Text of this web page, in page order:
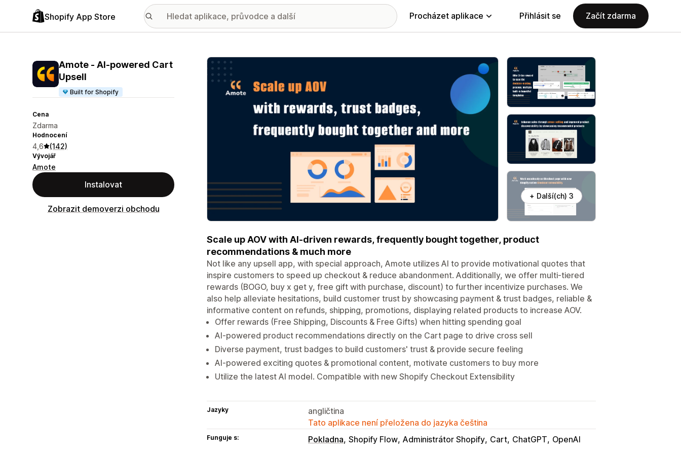
Shopify App Store Procházet aplikace Přihlásit se Začít zdarma
Amote ‑ AI‑powered Cart
Upsell
Built for Shopify
Cena
Zdarma
Hodnocení
4,6 (142)
Vývojář
Amote
Instalovat
Zobrazit demoverzi obchodu
Galerie propagovaných obrázků
+ Další(ch) 3
Scale up AOV with AI-driven rewards, frequently bought together, product
recommendations & much more
Not like any upsell app, with special approach, Amote utilizes AI to provide motivational quotes that
inspire customers to speed up checkout & reduce abandonment. Additionally, we offer multi-tiered
rewards (BOGO, buy x get y, free gift with purchase, discount) to further incentivize purchases. We
also help alleviate hesitations, build customer trust by showcasing payment & trust badges, reliable &
informative content on refunds, shipping, promotions, displaying related products to increase AOV.
Offer rewards (Free Shipping, Discounts & Free Gifts) when hitting spending goal
AI-powered product recommendations directly on the Cart page to drive cross sell
Diverse payment, trust badges to build customers' trust & provide secure feeling
AI-powered exciting quotes & promotional content, motivate customers to buy more
Utilize the latest AI model. Compatible with new Shopify Checkout Extensibility
Jazyky
angličtina
Tato aplikace není přeložena do jazyka čeština
Funguje s: Pokladna Shopify Flow Administrátor Shopify Cart ChatGPT OpenAI